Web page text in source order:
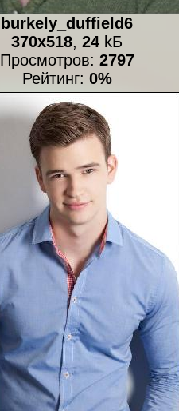
burkely_duffield6
370x518, 24 kБ
Просмотров: 2797
Рейтинг: 0%